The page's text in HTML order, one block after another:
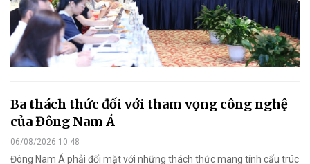
Ba thách thức đối với tham vọng công nghệ
của Đông Nam Á
06/08/2026 10:48
Đông Nam Á phải đối mặt với những thách thức mang tính cấu trúc